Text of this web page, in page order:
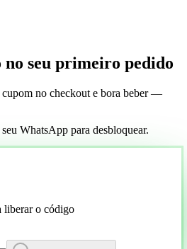
no seu primeiro pedido
no checkout e bora beber —
WhatsApp para desbloquear.
liberar o código